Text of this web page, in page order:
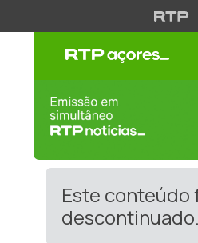
Este conteúdo